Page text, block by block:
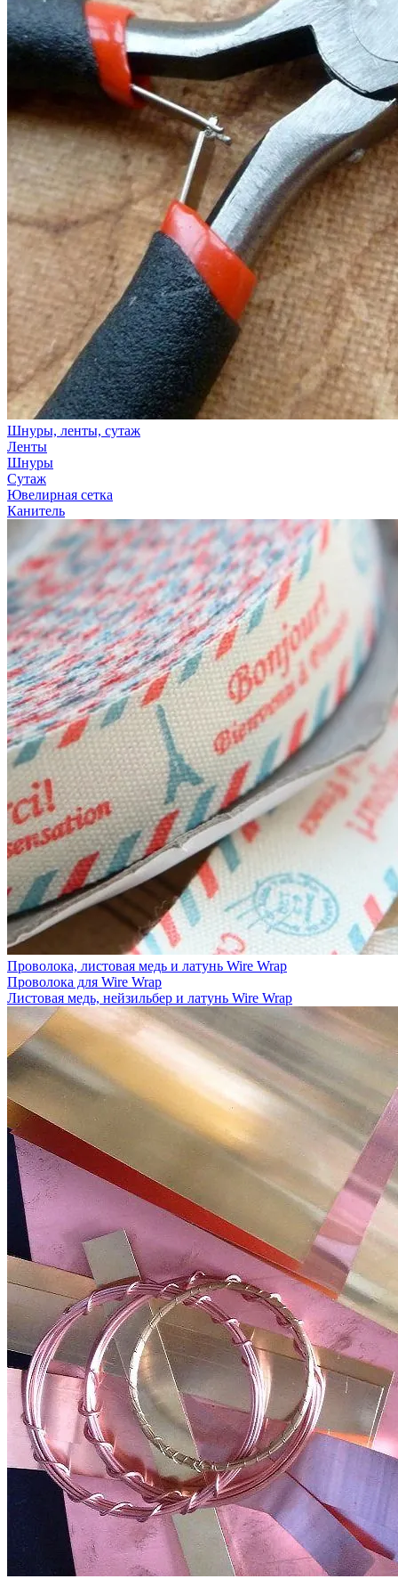
Шнуры, ленты, сутаж
Ленты
Шнуры
Сутаж
Ювелирная сетка
Канитель
Проволока, листовая медь и латунь Wire Wrap
Проволока для Wire Wrap
Листовая медь, нейзильбер и латунь Wire Wrap